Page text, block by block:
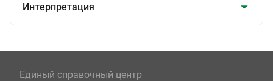
Интерпретация
Единый справочный центр